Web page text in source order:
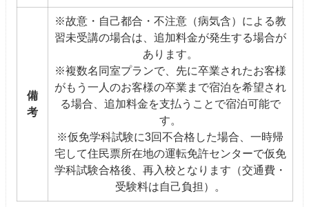
備
考
※故意・自己都合・不注意（病気含）による教
習未受講の場合は、追加料金が発生する場合が
あります。
※複数名同室プランで、先に卒業されたお客様
がもう一人のお客様の卒業まで宿泊を希望され
る場合、追加料金を支払うことで宿泊可能で
す。
※仮免学科試験に3回不合格した場合、一時帰
宅して住民票所在地の運転免許センターで仮免
学科試験合格後、再入校となります（交通費・
受験料は自己負担）。